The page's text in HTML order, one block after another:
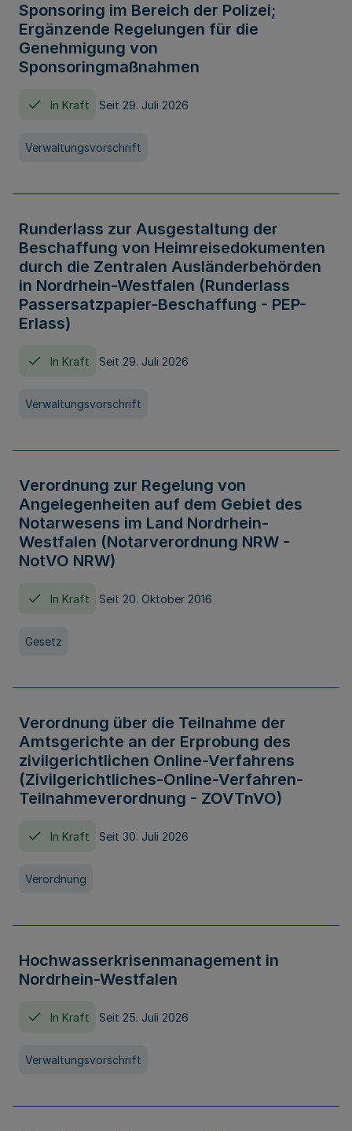
Sponsoring im Bereich der Polizei;
Ergänzende Regelungen für die
Genehmigung von
Sponsoringmaßnahmen
In Kraft Seit 29. Juli 2026
Verwaltungsvorschrift
Runderlass zur Ausgestaltung der
Beschaffung von Heimreisedokumenten
durch die Zentralen Ausländerbehörden
in Nordrhein-Westfalen (Runderlass
Passersatzpapier-Beschaffung - PEP-
Erlass)
In Kraft Seit 29. Juli 2026
Verwaltungsvorschrift
Verordnung zur Regelung von
Angelegenheiten auf dem Gebiet des
Notarwesens im Land Nordrhein-
Westfalen (Notarverordnung NRW -
NotVO NRW)
In Kraft Seit 20. Oktober 2016
Gesetz
Verordnung über die Teilnahme der
Amtsgerichte an der Erprobung des
zivilgerichtlichen Online-Verfahrens
(Zivilgerichtliches-Online-Verfahren-
Teilnahmeverordnung - ZOVTnVO)
In Kraft Seit 30. Juli 2026
Verordnung
Hochwasserkrisenmanagement in
Nordrhein-Westfalen
In Kraft Seit 25. Juli 2026
Verwaltungsvorschrift